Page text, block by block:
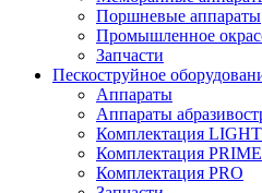
Поршневые аппараты
Промышленное
Запчасти
Пескоструйное
Аппараты
Аппараты
Комплектация LIGHT
Комплектация PRIME
Комплектация PRO